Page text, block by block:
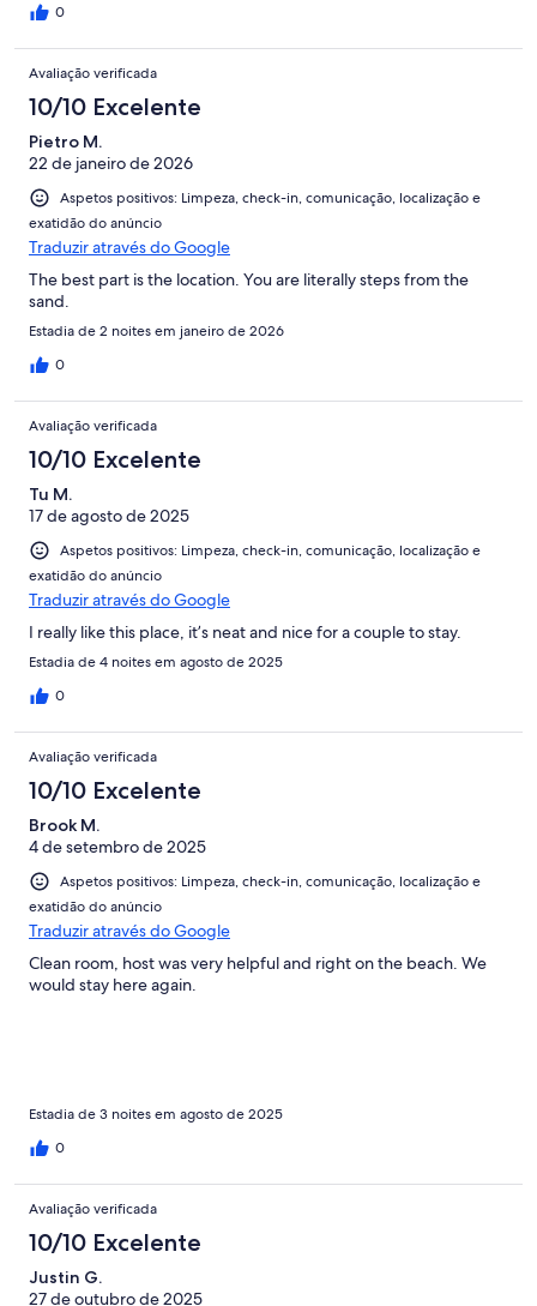
0
Avaliação verificada
10/10 Excelente
Pietro M.
22 de janeiro de 2026
Aspetos positivos: Limpeza, check-in, comunicação, localização e
exatidão do anúncio
Traduzir através do Google
The best part is the location. You are literally steps from the
sand.
Estadia de 2 noites em janeiro de 2026
0
Avaliação verificada
10/10 Excelente
Tu M.
17 de agosto de 2025
Aspetos positivos: Limpeza, check-in, comunicação, localização e
exatidão do anúncio
Traduzir através do Google
I really like this place, it’s neat and nice for a couple to stay.
Estadia de 4 noites em agosto de 2025
0
Avaliação verificada
10/10 Excelente
Brook M.
4 de setembro de 2025
Aspetos positivos: Limpeza, check-in, comunicação, localização e
exatidão do anúncio
Traduzir através do Google
Clean room, host was very helpful and right on the beach. We
would stay here again.
Estadia de 3 noites em agosto de 2025
0
Avaliação verificada
10/10 Excelente
Justin G.
27 de outubro de 2025